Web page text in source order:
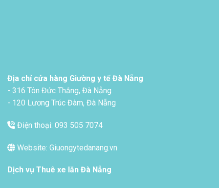
Địa chỉ cửa hàng Giường y tế Đà Nẵng
- 316 Tôn Đức Thắng, Đà Nẵng
- 120 Lương Trúc Đàm, Đà Nẵng
Điện thoại: 093 505 7074
Website: Giuongytedanang.vn
Dịch vụ Thuê xe lăn Đà Nẵng